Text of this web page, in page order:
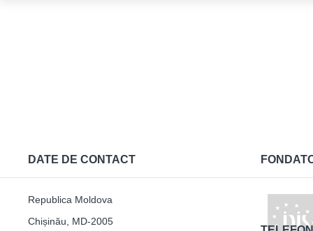
DATE DE CONTACT
Republica Moldova
Chișinău, MD-2005